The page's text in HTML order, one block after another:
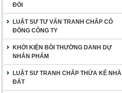
ĐÒI
LUẬT SƯ TƯ VẤN TRANH CHẤP CỔ
ĐÔNG CÔNG TY
KHỞI KIỆN BỒI THƯỜNG DANH DỰ
NHÂN PHẨM
LUẬT SƯ TRANH CHẤP THỪA KẾ NHÀ
ĐẤT